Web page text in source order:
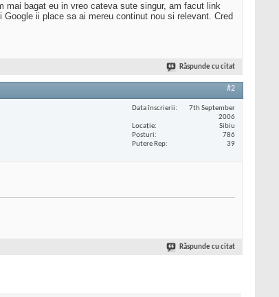
bagat eu in vreo cateva sute singur, am facut link
ii place sa ai mereu continut nou si relevant. Cred
Răspunde cu citat
#2
Data înscrierii
7th September
2006
Locaţie
Sibiu
Posturi
786
Putere Rep
39
Răspunde cu citat